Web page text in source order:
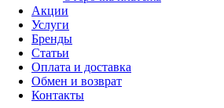
Акции
Услуги
Бренды
Статьи
Оплата и доставка
Обмен и возврат
Контакты